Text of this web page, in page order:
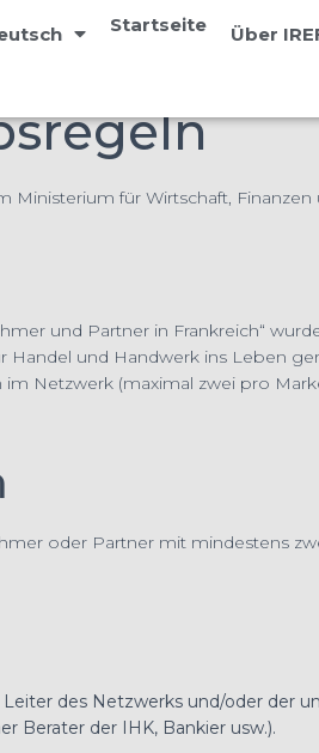
Startseite Über
Ministerium für Wirtschaft,
und Partner in Frankreich“
Handel und Handwerk ins Leben
Netzwerk (maximal zwei pro
oder Partner mit mindestens
des Netzwerks und/oder der
Berater der IHK, Bankier usw.).